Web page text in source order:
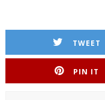
TWEET
PIN IT